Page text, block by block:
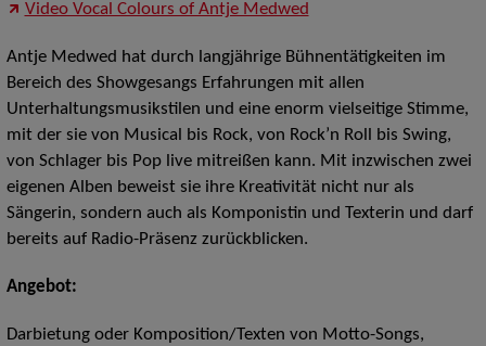
Video Vocal Colours of Antje Medwed
Antje Medwed hat durch langjährige Bühnentätigkeiten im
Bereich des Showgesangs Erfahrungen mit allen
Unterhaltungsmusikstilen und eine enorm vielseitige Stimme,
mit der sie von Musical bis Rock, von Rock’n Roll bis Swing,
von Schlager bis Pop live mitreißen kann. Mit inzwischen zwei
eigenen Alben beweist sie ihre Kreativität nicht nur als
Sängerin, sondern auch als Komponistin und Texterin und darf
bereits auf Radio-Präsenz zurückblicken.
Angebot:
Darbietung oder Komposition/Texten von Motto-Songs,